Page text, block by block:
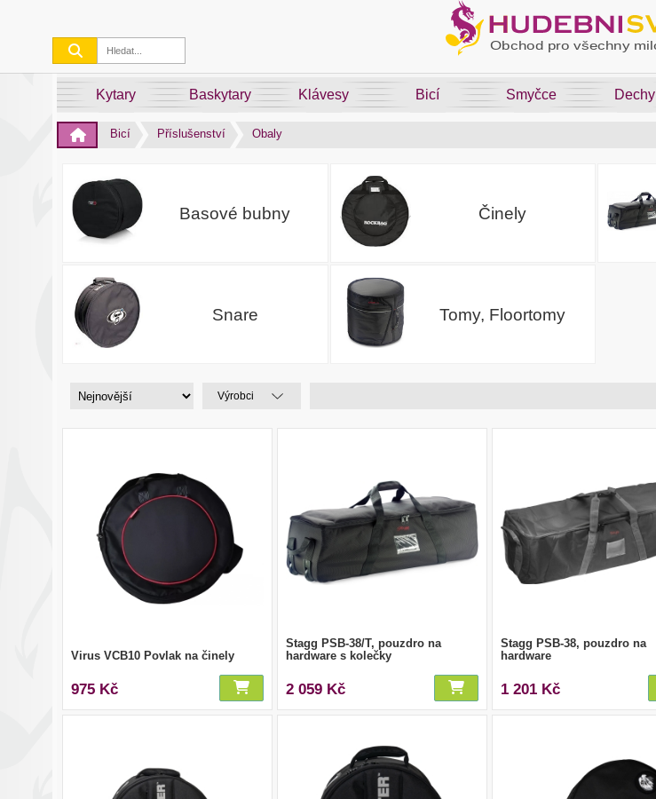
Kytary Baskytary Klávesy Bicí Smyčce Dechy
Bicí Příslušenství Obaly
Basové bubny Činely
Snare Tomy, Floortomy
Výrobci
Virus VCB10 Povlak na činely
975 Kč
Stagg PSB-38/T, pouzdro na
hardware s kolečky
2 059 Kč
Stagg PSB-38, pouzdro na
hardware
1 201 Kč